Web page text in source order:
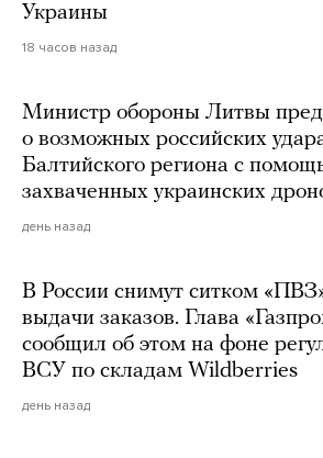
Украины
18 часов назад
Министр обороны Литвы
о возможных российских
Балтийского региона с
захваченных украинских
день назад
В России снимут ситком
выдачи заказов. Глава
сообщил об этом на фоне
ВСУ по складам Wildberries
день назад